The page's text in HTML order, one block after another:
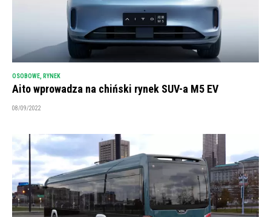
OSOBOWE RYNEK
Aito wprowadza na chiński rynek SUV-a M5 EV
08/09/2022